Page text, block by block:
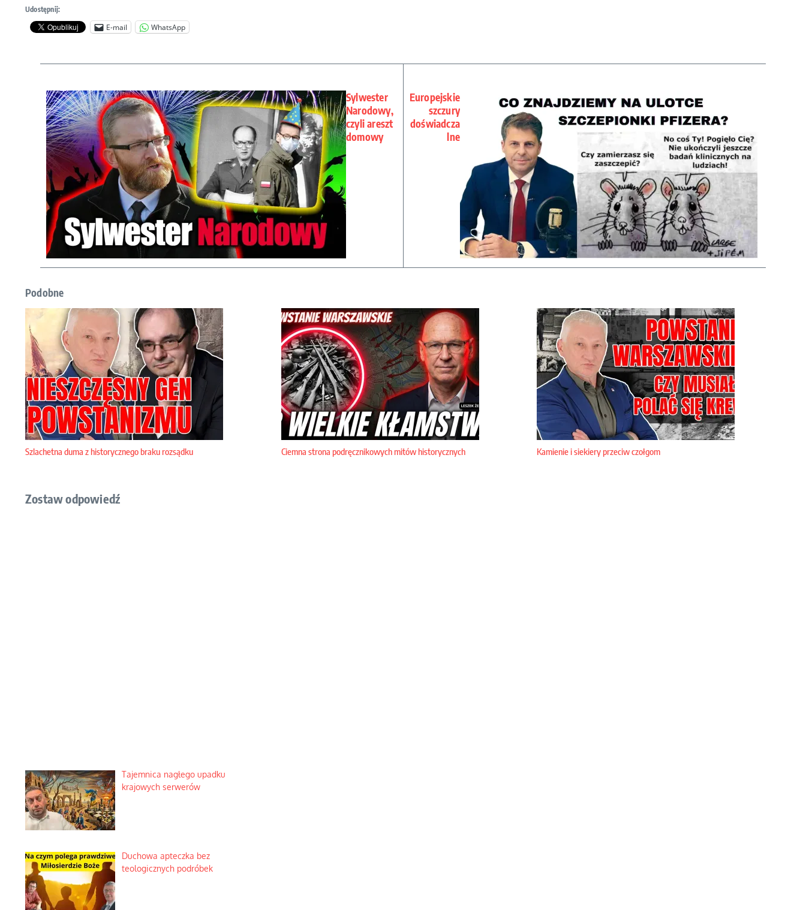
Udostępnij:
E-mail WhatsApp
Sylwester
Narodowy,
czyli areszt
domowy
Europejskie
szczury
doświadcza
lne
Podobne
Szlachetna duma z historycznego braku rozsądku Ciemna strona podręcznikowych mitów historycznych Kamienie i siekiery przeciw czołgom
Zostaw odpowiedź
Tajemnica nagłego upadku
krajowych serwerów
Duchowa apteczka bez
teologicznych podróbek